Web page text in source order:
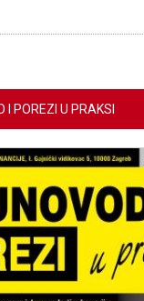
I POREZI U PRAKSI